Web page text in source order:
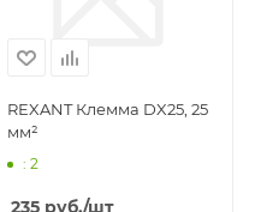
REXANT Клемма DX25, 25
мм²
: 2
235 руб./шт